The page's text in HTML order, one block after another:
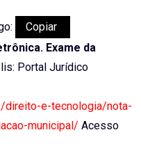
Copiar
Exame da
Portal Jurídico
direito-e-tecnologia/nota-
municipal/ Acesso